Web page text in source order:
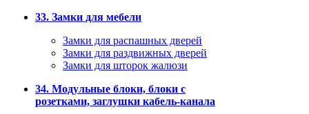
33. Замки для мебели
Замки для распашных дверей
Замки для раздвижных дверей
Замки для шторок жалюзи
34. Модульные блоки, блоки с
розетками, заглушки кабель-канала